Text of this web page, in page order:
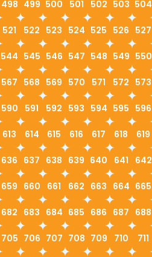
498 499 500 501 502 503 504
521 522 523 524 525 526 527
544 545 546 547 548 549 550
567 568 569 570 571 572 573
590 591 592 593 594 595 596
613 614 615 616 617 618 619
636 637 638 639 640 641 642
659 660 661 662 663 664 665
682 683 684 685 686 687 688
705 706 707 708 709 710 711